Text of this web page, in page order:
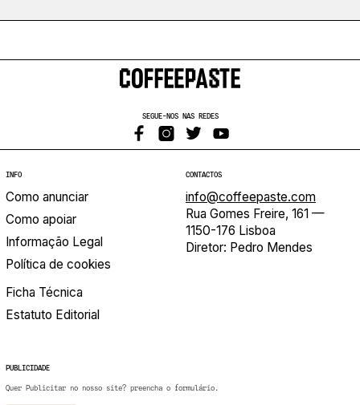
SEGUE-NOS NAS REDES
INFO
Como anunciar
Como apoiar
Informação Legal
Política de cookies
Ficha Técnica
Estatuto Editorial
CONTACTOS
info@coffeepaste.com
Rua Gomes Freire, 161 —
1150-176 Lisboa
Diretor: Pedro Mendes
PUBLICIDADE
Quer Publicitar no nosso site? preencha o formulário.